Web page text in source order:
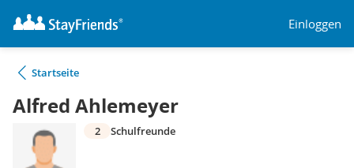
Einloggen
Startseite
Alfred Ahlemeyer
2 Schulfreunde